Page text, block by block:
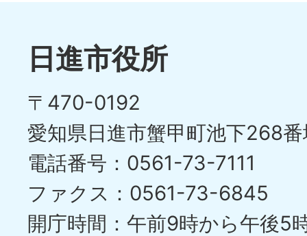
日進市役所
〒470-0192
愛知県日進市蟹甲町池下268
電話番号：0561-73-7111
ファクス：0561-73-6845
開庁時間：午前9時から午後5